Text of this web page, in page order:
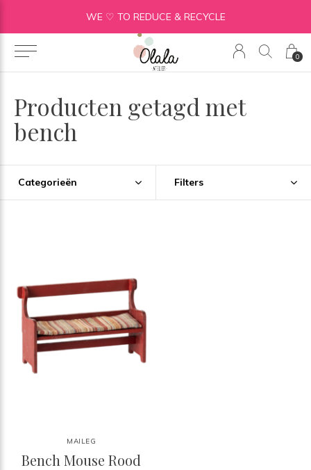
0
WE ♡ TO REDUCE & RECYCLE
Producten getagd met
bench
Categorieën Filters
MAILEG
Bench Mouse Rood